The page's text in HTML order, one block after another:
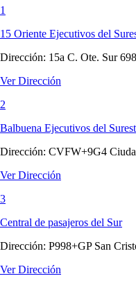
1
15 Oriente Ejecutivos del
Dirección: 15a C. Ote. Sur
Ver Dirección
2
Balbuena Ejecutivos del
Dirección: CVFW+9G4
Ver Dirección
3
Central de pasajeros del Sur
Dirección: P998+GP San
Ver Dirección